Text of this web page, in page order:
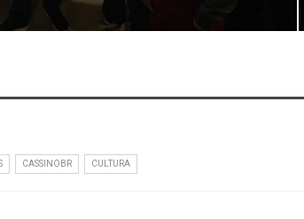
CASSINOBR CULTURA